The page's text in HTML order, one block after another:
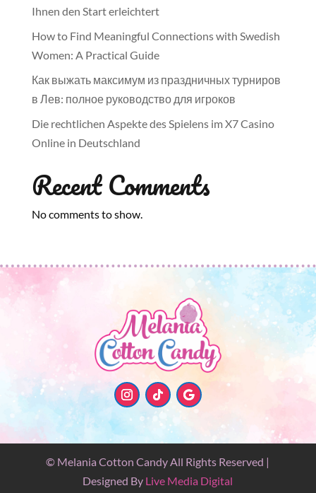
Ihnen den Start erleichtert
How to Find Meaningful Connections with Swedish
Women: A Practical Guide
Как выжать максимум из праздничных турниров
в Лев: полное руководство для игроков
Die rechtlichen Aspekte des Spielens im X7 Casino
Online in Deutschland
Recent Comments
No comments to show.
© Melania Cotton Candy All Rights Reserved |
Designed By Live Media Digital